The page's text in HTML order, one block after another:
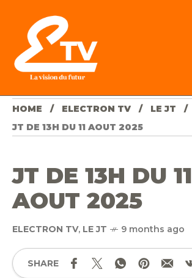
HOME ELECTRON TV
LE JT
JT DE 13H DU 11 AOUT 2025
JT DE 13H DU 11
AOUT 2025
ELECTRON TV, LE JT 9 months ago
SHARE